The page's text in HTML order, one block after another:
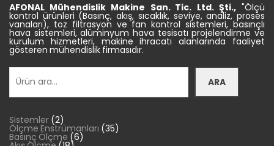
AFONAL Mühendislik Makine San. Tic. Ltd. Şti., "Ölçü
kontrol ürünleri (Basınç, akış, sıcaklık, seviye, analiz, proses
vanaları), toz filtrasyon ve fan kontrol sistemleri, basınçlı
hava sistemleri, alüminyum hava tesisatı projelendirme ve
kurulum hizmetleri, makine ihracatı alanlarında faaliyet
gösteren mühendislik firmasıdır.
Ara
ARA
Sistemler 22
ürün
Ölçme Enstrümanları 3535
ürün
Basınç Ölçme 66